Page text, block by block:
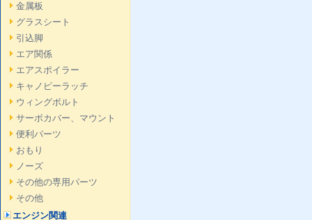
金属板
グラスシート
引込脚
エア関係
エアスポイラー
キャノピーラッチ
ウィングボルト
サーボカバー、マウント
便利パーツ
おもり
ノーズ
その他の専用パーツ
その他
エンジン関連